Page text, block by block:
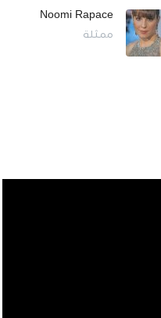
Noomi Rapace
ممثلة